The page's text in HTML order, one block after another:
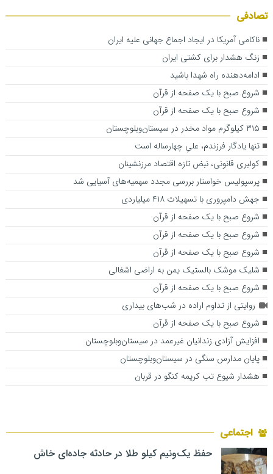
تصادفی
ناکامی آمریکا در ایجاد اجماع جهانی علیه ایران
زنگ هشدار برای کشتی ایران
ادامه‌دهنده راه شهدا باشید
شروع صبح با یک صفحه از قرآن
شروع صبح با یک صفحه از قرآن
۳۱۵ کیلوگرم مواد مخدر در سیستان‌وبلوچستان‌
تنها یادگار فرزندم، علیِ چهارساله است
کولبری قانونی، نبض تازه اقتصاد مرزنشینان
پرسپولیس خواستار بررسی مجدد سهمیه‌های آسیایی شد
جهش دامپروری با تسهیلات ۴۱۸ میلیاردی
شروع صبح با یک صفحه از قرآن
شروع صبح با یک صفحه از قرآن
شروع صبح با یک صفحه از قرآن
شلیک موشک بالستیک یمن به اراضی اشغالی
شروع صبح با یک صفحه از قرآن
روایتی از تداوم اراده در شب‌های بیداری
شروع صبح با یک صفحه از قرآن
افزایش آزادی زندانیان غیرعمد در سیستان‌وبلوچستان
پایان مدارس سنگی در سیستان‌وبلوچستان
هشدار شیوع تب کریمه کنگو در قربان
اجتماعی
حفظ یک‌ونیم کیلو طلا در حادثه جاده‌ای خاش